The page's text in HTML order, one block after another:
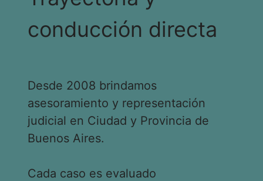
conducción directa
Desde 2008 brindamos
asesoramiento y representación
judicial en Ciudad y Provincia de
Buenos Aires.
Cada caso es evaluado